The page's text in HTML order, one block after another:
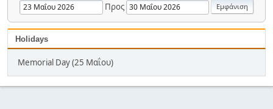
Προς
Holidays
Memorial Day (25 Μαΐου)